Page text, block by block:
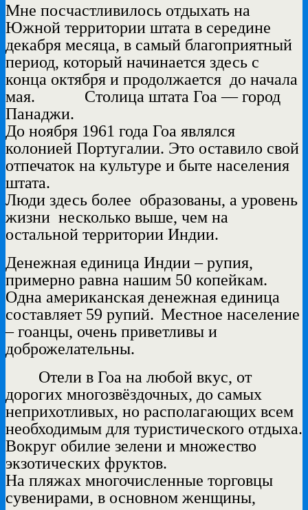
Мне посчастливилось отдыхать на
Южной территории штата в середине
декабря месяца, в самый благоприятный
период, который начинается здесь с
конца октября и продолжается до начала
мая.
Столица штата Гоа — город
Панаджи.
До ноября 1961 года Гоа являлся
колонией Португалии. Это оставило свой
отпечаток на культуре и быте населения
штата.
Люди здесь более образованы, а уровень
жизни несколько выше, чем на
остальной территории Индии.
Денежная единица Индии – рупия,
примерно равна нашим 50 копейкам.
Одна американская денежная единица
составляет 59 рупий. Местное население
– гоанцы, очень приветливы и
доброжелательны.
Отели в Гоа на любой вкус, от
дорогих многозвёздочных, до самых
неприхотливых, но располагающих всем
необходимым для туристического отдыха.
Вокруг обилие зелени и множество
экзотических фруктов.
На пляжах многочисленные торговцы
сувенирами, в основном женщины,